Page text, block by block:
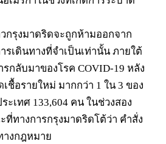
กรุงมาดริดจะถูกห้ามออกจาก
รเดินทางที่จำเป็นเท่านั้น ภายใต้
กลับมาของโรค COVID-19 หลัง
ชื้อรายใหม่ มากกว่า 1 ใน 3 ของ
ะเทศ 133,604 คน ในช่วงสอง
ทางการกรุงมาดริดโต้ว่า คำสั่ง
างกฎหมาย